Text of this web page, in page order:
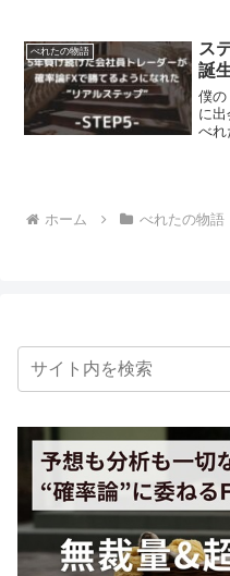
い
手法
べれたの物語
ス
誕
僕の
に
べれ
ホーム
べれたの物語